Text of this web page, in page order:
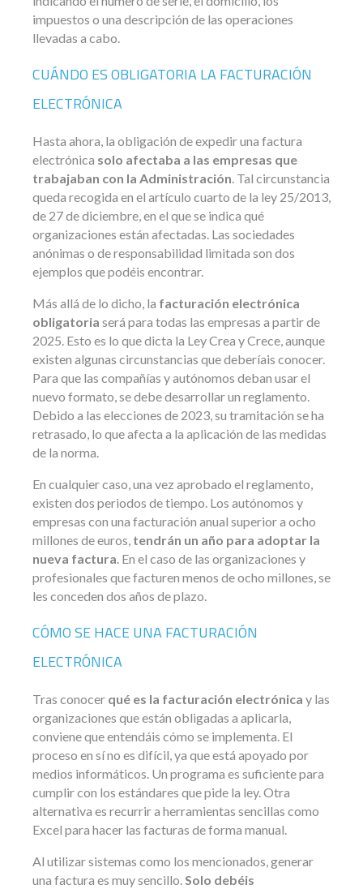
impuestos o una descripción de las operaciones
llevadas a cabo.
CUÁNDO ES OBLIGATORIA LA FACTURACIÓN
ELECTRÓNICA
Hasta ahora, la obligación de expedir una factura
electrónica solo afectaba a las empresas que
trabajaban con la Administración. Tal circunstancia
queda recogida en el artículo cuarto de la ley 25/2013,
de 27 de diciembre, en el que se indica qué
organizaciones están afectadas. Las sociedades
anónimas o de responsabilidad limitada son dos
ejemplos que podéis encontrar.
Más allá de lo dicho, la facturación electrónica
obligatoria será para todas las empresas a partir de
2025. Esto es lo que dicta la Ley Crea y Crece, aunque
existen algunas circunstancias que deberíais conocer.
Para que las compañías y autónomos deban usar el
nuevo formato, se debe desarrollar un reglamento.
Debido a las elecciones de 2023, su tramitación se ha
retrasado, lo que afecta a la aplicación de las medidas
de la norma.
En cualquier caso, una vez aprobado el reglamento,
existen dos periodos de tiempo. Los autónomos y
empresas con una facturación anual superior a ocho
millones de euros, tendrán un año para adoptar la
nueva factura. En el caso de las organizaciones y
profesionales que facturen menos de ocho millones, se
les conceden dos años de plazo.
CÓMO SE HACE UNA FACTURACIÓN
ELECTRÓNICA
Tras conocer qué es la facturación electrónica y las
organizaciones que están obligadas a aplicarla,
conviene que entendáis cómo se implementa. El
proceso en sí no es difícil, ya que está apoyado por
medios informáticos. Un programa es suficiente para
cumplir con los estándares que pide la ley. Otra
alternativa es recurrir a herramientas sencillas como
Excel para hacer las facturas de forma manual.
Al utilizar sistemas como los mencionados, generar
una factura es muy sencillo.Solo debéis